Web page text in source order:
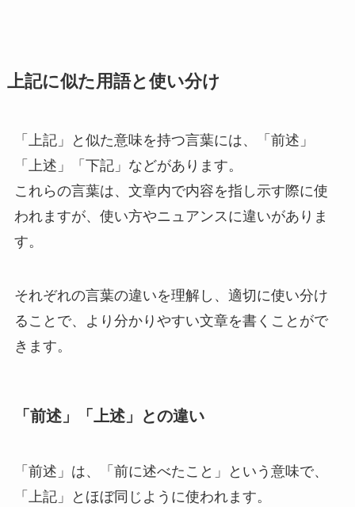
上記に似た用語と使い分け
「上記」と似た意味を持つ言葉には、「前述」
「上述」「下記」などがあります。
これらの言葉は、文章内で内容を指し示す際に使
われますが、使い方やニュアンスに違いがありま
す。
それぞれの言葉の違いを理解し、適切に使い分け
ることで、より分かりやすい文章を書くことがで
きます。
「前述」「上述」との違い
「前述」は、「前に述べたこと」という意味で、
「上記」とほぼ同じように使われます。